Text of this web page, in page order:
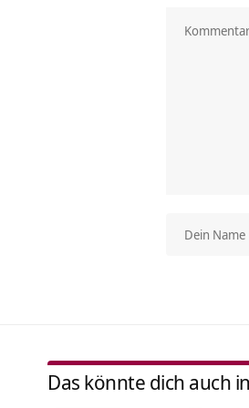
Das könnte dich auch